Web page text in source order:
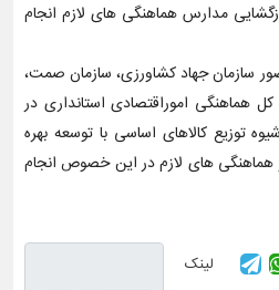
مدارس هماهنگی های لازم انجام
سازمان جهاد‌ کشاورزی، سازمان صمت،
هماهنگی اموراقتصادی استانداری در
توزیع کالاهای اساسی با توسعه بهره
های لازم در این خصوص انجام
لینک